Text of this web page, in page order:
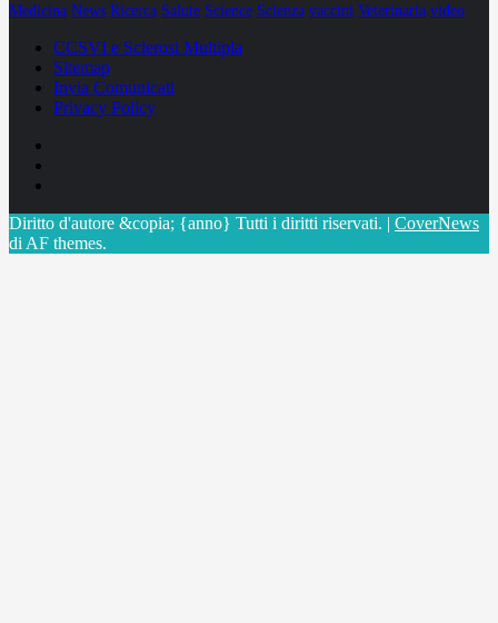
Medicina News Ricerca Salute Science Scienza vaccini Veterinaria video
CCSVI e Sclerosi Multipla
Sitemap
Invia Comunicati
Privacy Policy
Diritto d'autore &copia; {anno} Tutti i diritti riservati. | CoverNews
di AF themes.